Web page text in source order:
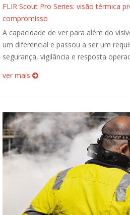
FLIR Scout Pro Series: visão térmica
compromisso
A capacidade de ver para além do
um diferencial e passou a ser um
segurança, vigilância e resposta
ver mais